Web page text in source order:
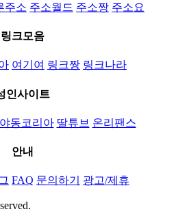
주소 주소월드 주소짱 주소요
링크모음
여기여 링크짱 링크나라
인사이트
야동코리아 딸튜브 온리팬스
안내
FAQ 문의하기 광고/제휴